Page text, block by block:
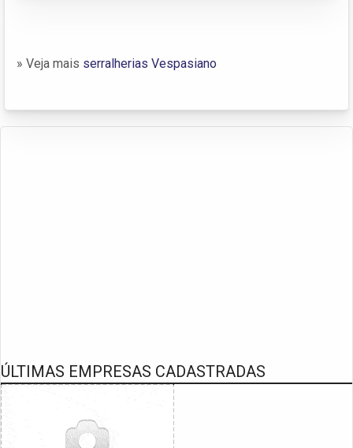
» Veja mais serralherias Vespasiano
ÚLTIMAS EMPRESAS CADASTRADAS